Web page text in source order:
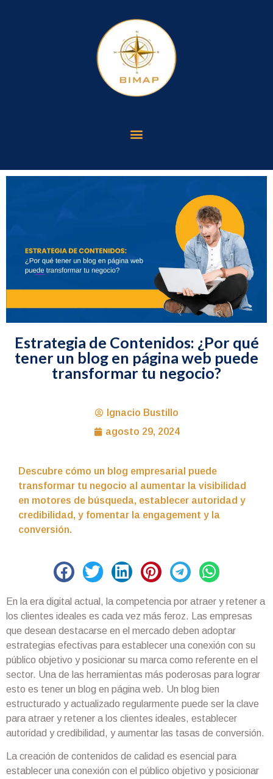
Estrategia de Contenidos: ¿Por qué
tener un blog en página web puede
transformar tu negocio?
Ignacio Bustillo
agosto 29, 2024
Descubre cómo un blog empresarial puede
transformar tu negocio al aumentar la visibilidad
en motores de búsqueda, establecer autoridad y
credibilidad, y fomentar la engagement y la
conversión.
En la era digital actual, la competencia por atraer y retener a
los clientes ideales es cada vez más feroz. Las empresas
que desean destacarse en el mercado deben adoptar
estrategias efectivas para establecer una conexión con su
público objetivo y posicionar su marca como referente en el
sector. Una de las herramientas más poderosas para lograr
esto es tener un blog en página web. Un blog bien
estructurado y actualizado regularmente puede ser la clave
para atraer y retener a los clientes ideales, establecer
autoridad y credibilidad, y aumentar las tasas de conversión.
La creación de contenidos de calidad es esencial para
establecer una conexión con el público objetivo y posicionar